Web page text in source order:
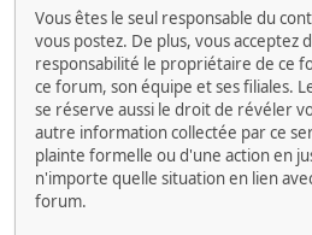
Vous êtes le seul responsable du
vous postez. De plus, vous acceptez
responsabilité le propriétaire de ce
ce forum, son équipe et ses filiales.
se réserve aussi le droit de révéler
autre information collectée par ce
plainte formelle ou d'une action en
n'importe quelle situation en lien
forum.